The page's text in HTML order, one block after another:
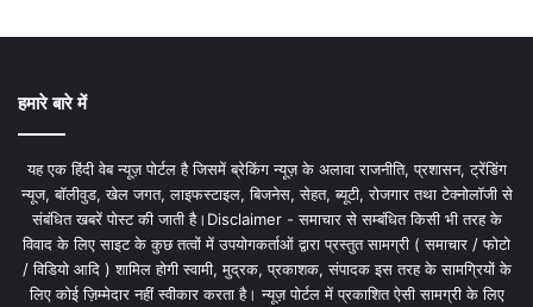
हमारे बारे में
यह एक हिंदी वेब न्यूज़ पोर्टल है जिसमें ब्रेकिंग न्यूज़ के अलावा राजनीति, प्रशासन, ट्रेंडिंग
न्यूज, बॉलीवुड, खेल जगत, लाइफस्टाइल, बिजनेस, सेहत, ब्यूटी, रोजगार तथा टेक्नोलॉजी से
संबंधित खबरें पोस्ट की जाती है।Disclaimer - समाचार से सम्बंधित किसी भी तरह के
विवाद के लिए साइट के कुछ तत्वों में उपयोगकर्ताओं द्वारा प्रस्तुत सामग्री ( समाचार / फोटो
/ विडियो आदि ) शामिल होगी स्वामी, मुद्रक, प्रकाशक, संपादक इस तरह के सामग्रियों के
लिए कोई ज़िम्मेदार नहीं स्वीकार करता है। न्यूज़ पोर्टल में प्रकाशित ऐसी सामग्री के लिए